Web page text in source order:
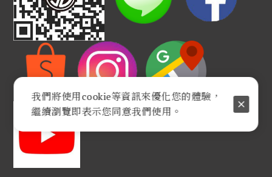
我們將使用cookie等資訊來優化您的體驗，
繼續瀏覽即表示您同意我們使用。